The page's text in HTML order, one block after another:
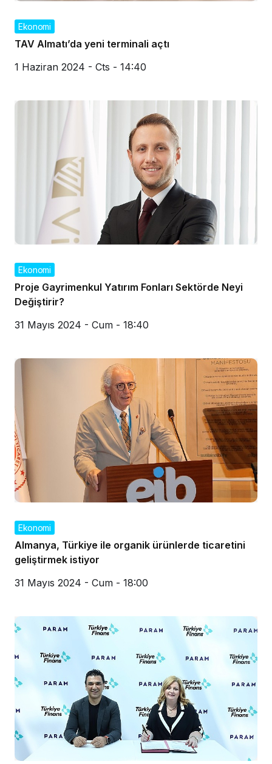
Ekonomi
TAV Almatı’da yeni terminali açtı
1 Haziran 2024 - Cts - 14:40
Ekonomi
Proje Gayrimenkul Yatırım Fonları Sektörde Neyi
Değiştirir?
31 Mayıs 2024 - Cum - 18:40
Ekonomi
Almanya, Türkiye ile organik ürünlerde ticaretini
geliştirmek istiyor
31 Mayıs 2024 - Cum - 18:00